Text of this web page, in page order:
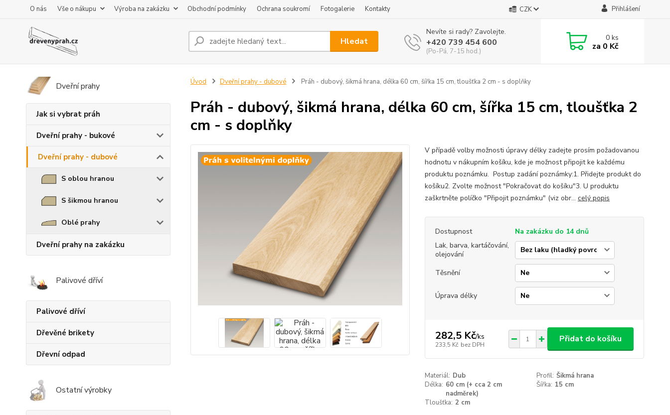
O nás Vše o nákupu Výroba na zakázku Obchodní podmínky Ochrana soukromí Fotogalerie Kontakty CZK Přihlášení
Hledat
Nevíte si rady? Zavolejte.
+420 739 454 600
(Po-Pá, 7-15 hod.)
0ks
za 0 Kč
Dveřní prahy
Jak si vybrat práh
Dveřní prahy - bukové
Dveřní prahy - dubové
S oblou hranou
S šikmou hranou
Oblé prahy
Dveřní prahy na zakázku
Palivové dříví
Palivové dříví
Dřevěné brikety
Dřevní odpad
Ostatní výrobky
Úvod Dveřní prahy - dubové Práh - dubový, šikmá hrana, délka 60 cm, šířka 15 cm, tloušťka 2 cm - s doplňky
Práh - dubový, šikmá hrana, délka 60 cm, šířka 15 cm, tloušťka 2
cm - s doplňky
V případě volby možnosti úpravy délky zadejte prosím požadovanou
hodnotu v nákupním košíku, kde je možnost připojit ke každému
produktu poznámku. Postup zadání poznámky:1. Přidejte produkt do
košíku2. Zvolte možnost "Pokračovat do košíku"3. U produktu
zaškrtněte políčko "Připojit poznámku" (viz obr... celý popis
Dostupnost
Na zakázku do 14 dnů
Lak, barva, kartáčování,
olejování
Těsnění
Úprava délky
282,5 Kč/ks
233,5 Kč bez DPH
Přidat do košíku
Materiál: Dub Profil: Šikmá hrana
Délka: 60 cm (+ cca 2 cm
nadměrek)
Šířka: 15 cm
Tloušťka: 2 cm